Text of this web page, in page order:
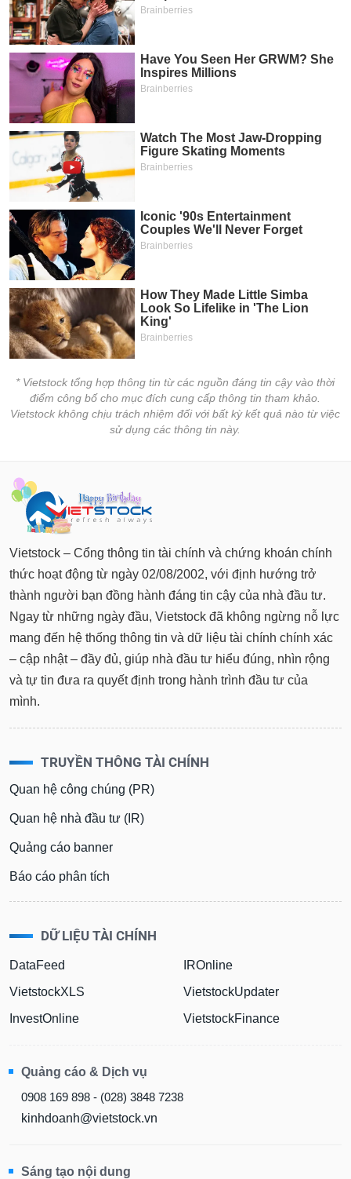
* Vietstock tổng hợp thông tin từ các nguồn đáng tin cậy vào thời
điểm công bố cho mục đích cung cấp thông tin tham khảo.
Vietstock không chịu trách nhiệm đối với bất kỳ kết quả nào từ việc
sử dụng các thông tin này.
Vietstock – Cổng thông tin tài chính và chứng khoán chính
thức hoạt động từ ngày 02/08/2002, với định hướng trở
thành người bạn đồng hành đáng tin cậy của nhà đầu tư.
Ngay từ những ngày đầu, Vietstock đã không ngừng nỗ lực
mang đến hệ thống thông tin và dữ liệu tài chính chính xác
– cập nhật – đầy đủ, giúp nhà đầu tư hiểu đúng, nhìn rộng
và tự tin đưa ra quyết định trong hành trình đầu tư của
mình.
TRUYỀN THÔNG TÀI CHÍNH
Quan hệ công chúng (PR)
Quan hệ nhà đầu tư (IR)
Quảng cáo banner
Báo cáo phân tích
DỮ LIỆU TÀI CHÍNH
DataFeed
VietstockXLS
InvestOnline
IROnline
VietstockUpdater
VietstockFinance
Quảng cáo & Dịch vụ
0908 169 898 - (028) 3848 7238
kinhdoanh@vietstock.vn
Sáng tạo nội dung